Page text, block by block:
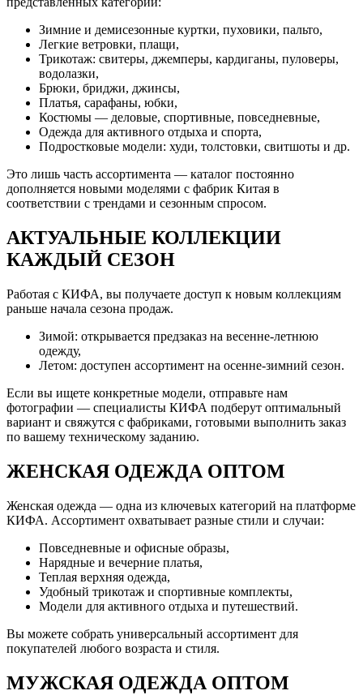
Зимние и демисезонные куртки, пуховики, пальто,
Легкие ветровки, плащи,
Трикотаж: свитеры, джемперы, кардиганы, пуловеры,
водолазки,
Брюки, бриджи, джинсы,
Платья, сарафаны, юбки,
Костюмы — деловые, спортивные, повседневные,
Одежда для активного отдыха и спорта,
Подростковые модели: худи, толстовки, свитшоты и др.
Это лишь часть ассортимента — каталог постоянно
дополняется новыми моделями с фабрик Китая в
соответствии с трендами и сезонным спросом.
АКТУАЛЬНЫЕ КОЛЛЕКЦИИ
КАЖДЫЙ СЕЗОН
Работая с КИФА, вы получаете доступ к новым коллекциям
раньше начала сезона продаж.
Зимой: открывается предзаказ на весенне-летнюю
одежду,
Летом: доступен ассортимент на осенне-зимний сезон.
Если вы ищете конкретные модели, отправьте нам
фотографии — специалисты КИФА подберут оптимальный
вариант и свяжутся с фабриками, готовыми выполнить заказ
по вашему техническому заданию.
ЖЕНСКАЯ ОДЕЖДА ОПТОМ
Женская одежда — одна из ключевых категорий на платформе
КИФА. Ассортимент охватывает разные стили и случаи:
Повседневные и офисные образы,
Нарядные и вечерние платья,
Теплая верхняя одежда,
Удобный трикотаж и спортивные комплекты,
Модели для активного отдыха и путешествий.
Вы можете собрать универсальный ассортимент для
покупателей любого возраста и стиля.
МУЖСКАЯ ОДЕЖДА ОПТОМ